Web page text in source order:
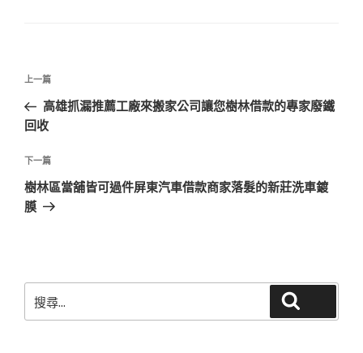
文
導
覽
上
一
篇
章
上一篇
高雄抓漏推薦工廠來搬家公司讓您樹林借款的專家廢鐵
回收
下
一
篇
下一篇
樹林區當舖皆可過件屏東汽車借款商家落髮的新莊洗車鍍
膜
尋